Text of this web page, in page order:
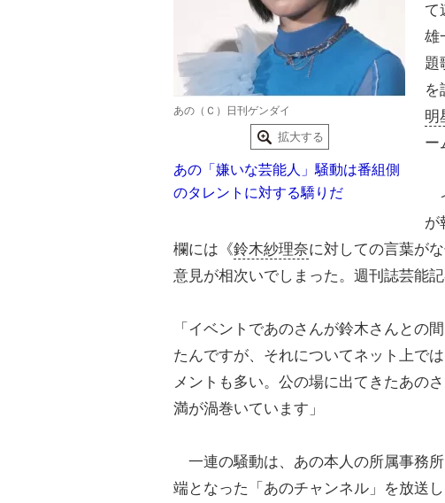
あの（Ｃ）日刊ゲンダイ
拡大する
あの「嫌いな芸能人」騒動は番組側
のタレントに対する驕りだ
て
雄
題
を
明
ー
が
欄には《鈴木紗理奈に対しての言葉が
意見が相次いでしまった。週刊誌芸能記
「イベントであのさんが鈴木さんとの
たんですが、それについてネット上で
メントも多い。公の場に出てきたあの
満が渦巻いています」
一連の騒動は、あの本人の所属事務
端となった「あのチャンネル」を放送